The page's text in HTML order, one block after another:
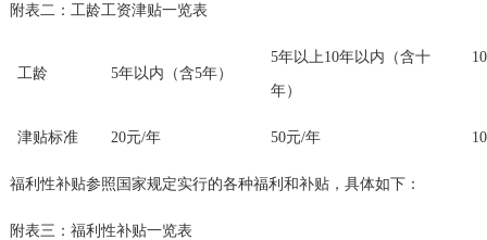
附表二：工龄工资津贴一览表
工龄 5年以内（含5年）
5年以上 10年以内（含十
年）
10
津贴标准 20元/年 50元/年
福利性补贴参照国家规定实行的各种福利和补贴，具体如下：
附表三：福利性补贴一览表